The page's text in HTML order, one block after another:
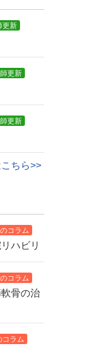
更新
更新
更新
ちら>>
コラム
ハビリ
コラム
骨の治
コラム